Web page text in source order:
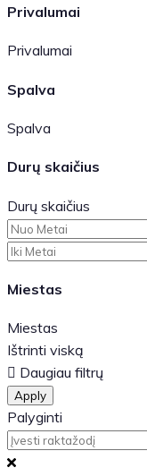
Privalumai
Privalumai
Spalva
Spalva
Durų skaičius
Durų skaičius
Miestas
Miestas
Ištrinti viską
Daugiau filtrų
Apply
Palyginti